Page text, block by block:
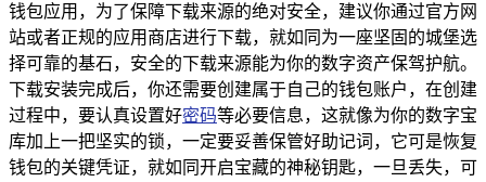
钱包应用，为了保障下载来源的绝对安全，建议你通过官方网
站或者正规的应用商店进行下载，就如同为一座坚固的城堡选
择可靠的基石，安全的下载来源能为你的数字资产保驾护航。
下载安装完成后，你还需要创建属于自己的钱包账户，在创建
过程中，要认真设置好密码等必要信息，这就像为你的数字宝
库加上一把坚实的锁，一定要妥善保管好助记词，它可是恢复
钱包的关键凭证，就如同开启宝藏的神秘钥匙，一旦丢失，可